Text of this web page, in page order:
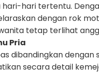
hari tertentu.
dengan rok
tetap terlihat
Pria
dibandingkan dengan
secara detail